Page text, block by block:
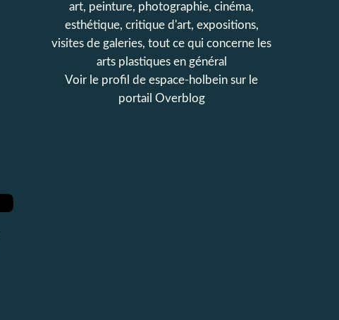
art, peinture, photographie, cinéma,
esthétique, critique d'art, expositions,
visites de galeries, tout ce qui concerne les
arts plastiques en général
Voir le profil de espace-holbein sur le
portail Overblog